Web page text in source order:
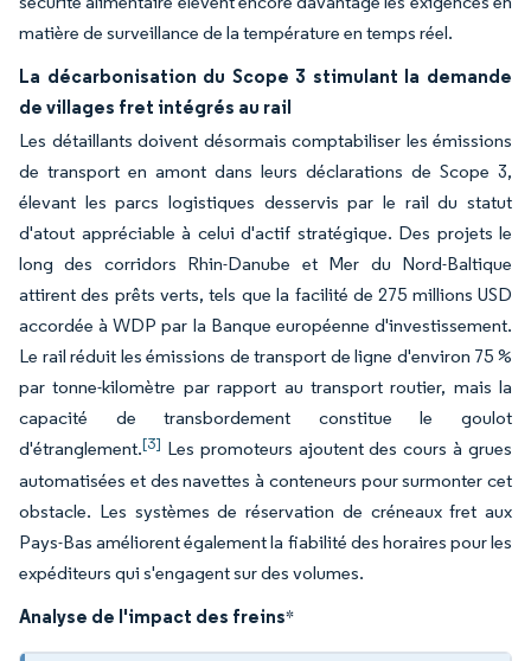
matière de surveillance de la température en temps réel.
La décarbonisation du Scope 3 stimulant la demande
de villages fret intégrés au rail
Les détaillants doivent désormais comptabiliser les émissions
de transport en amont dans leurs déclarations de Scope 3,
élevant les parcs logistiques desservis par le rail du statut
d'atout appréciable à celui d'actif stratégique. Des projets le
long des corridors Rhin-Danube et Mer du Nord-Baltique
attirent des prêts verts, tels que la facilité de 275 millions USD
accordée à WDP par la Banque européenne d'investissement.
Le rail réduit les émissions de transport de ligne d'environ 75 %
par tonne-kilomètre par rapport au transport routier, mais la
capacité de transbordement constitue le goulot
d'étranglement.[3] Les promoteurs ajoutent des cours à grues
automatisées et des navettes à conteneurs pour surmonter cet
obstacle. Les systèmes de réservation de créneaux fret aux
Pays-Bas améliorent également la fiabilité des horaires pour les
expéditeurs qui s'engagent sur des volumes.
Analyse de l'impact des freins*